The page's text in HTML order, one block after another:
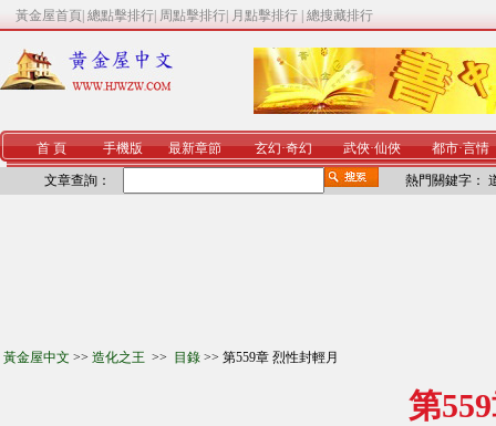
黃金屋首頁 總點擊排行 周點擊排行 月點擊排行 總搜藏排行
首 頁 手機版 最新章節 玄幻·奇幻 武俠·仙俠 都市·言情
文章查詢： 熱門關鍵字：
黃金屋中文 >> 造化之王 >> 目錄 >> 第559章 烈性封輕月
第